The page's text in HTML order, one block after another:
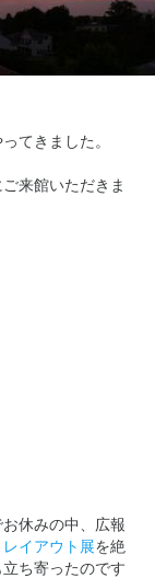
てきました。
来館いただきま
休みの中、広報
イアウト展を絶
ち寄ったのです